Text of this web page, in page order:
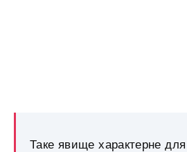
Таке явище характерне